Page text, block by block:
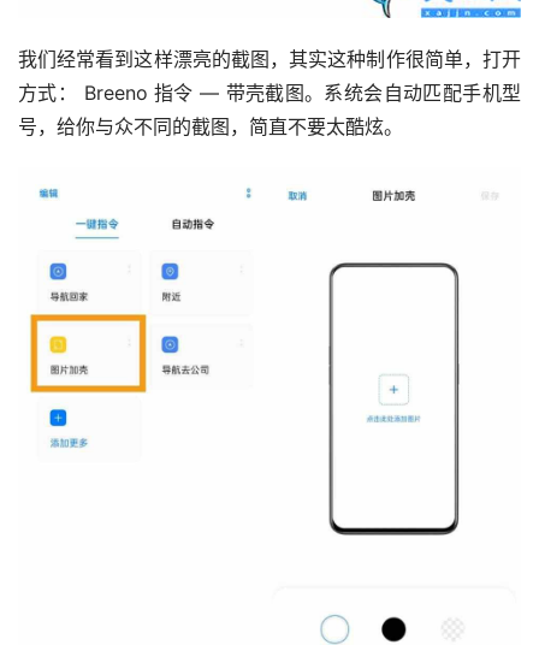
我们经常看到这样漂亮的截图，其实这种制作很简单，打开
方式： Breeno 指令 — 带壳截图。系统会自动匹配手机型
号，给你与众不同的截图，简直不要太酷炫。